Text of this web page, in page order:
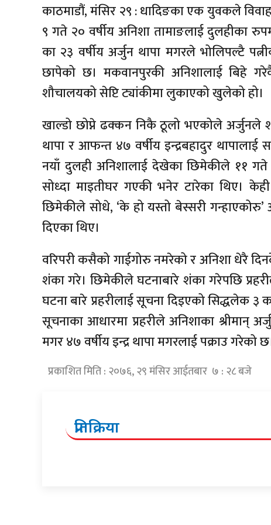
काठमाडौं, मंसिर २९ : धादिङका एक युवकले
९ गते २० वर्षीय अनिशा तामाङलाई दुलहीका
का २३ वर्षीय अर्जुन थापा मगरले भोलिपल्टै
छापेको छ। मकवानपुरकी अनिशालाई बिहे
शौचालयको सेप्टि ट्यांकीमा लुकाएको खुलेको हो।
खाल्डो छोप्ने ढक्कन निकै ठूलो भएकोले अर्जुनले
थापा र आफन्त ४७ वर्षीय इन्द्रबहादुर
नयाँ दुलही अनिशालाई देखेका छिमेकीले ११
सोध्दा माइतीघर गएकी भनेर टारेका थिए।
छिमेकीले सोधे, ‘के हो यस्तो बेस्सरी
दिएका थिए।
वरिपरी कसैको गाईगोरु नमरेको र अनिशा धेरै
शंका गरे। छिमेकीले घटनाबारे शंका गरेपछि
घटना बारे प्रहरीलाई सूचना दिइएको सिद्धलेक
सूचनाका आधारमा प्रहरीले अनिशाका श्रीमान्
मगर ४७ वर्षीय इन्द्र थापा मगरलाई पक्राउ गरेको
प्रकाशित मिति : २०७६, २९ मंसिर आईतबार ७ : २८ बजे
प्रतिक्रिया